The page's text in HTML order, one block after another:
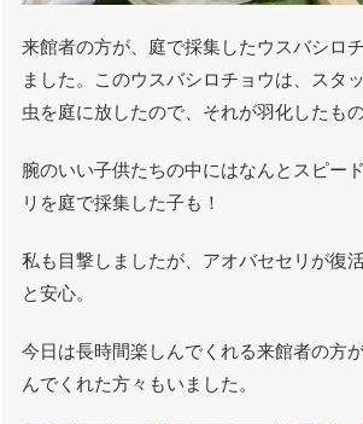
来館者の方が、庭で採集したウスバシロ
ました。このウスバシロチョウは、スタ
虫を庭に放したので、それが羽化したも
腕のいい子供たちの中にはなんとスピー
リを庭で採集した子も！
私も目撃しましたが、アオバセセリが復
と安心。
今日は長時間楽しんでくれる来館者の方
んでくれた方々もいました。